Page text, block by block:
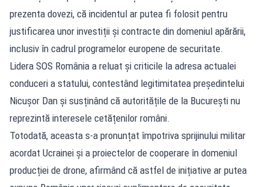
prezenta dovezi, că incidentul ar putea fi folosit pentru
justificarea unor investiții și contracte din domeniul apărării,
inclusiv în cadrul programelor europene de securitate.
Lidera SOS România a reluat și criticile la adresa actualei
conduceri a statului, contestând legitimitatea președintelui
Nicușor Dan și susținând că autoritățile de la București nu
reprezintă interesele cetățenilor români.
Totodată, aceasta s-a pronunțat împotriva sprijinului militar
acordat Ucrainei și a proiectelor de cooperare în domeniul
producției de drone, afirmând că astfel de inițiative ar putea